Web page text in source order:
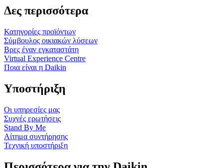
Δες περισσότερα
Κατηγορίες προϊόντων
Σύμβουλος οικιακών λύσεων
Βρες έναν εγκαταστάτη
Virtual Experience Centre
Ποια είναι η Daikin
Υποστήριξη
Οι υπηρεσίες μας
Συχνές ερωτήσεις
Stand By Me
Αίτημα συντήρησης
Τεχνική υποστήριξη